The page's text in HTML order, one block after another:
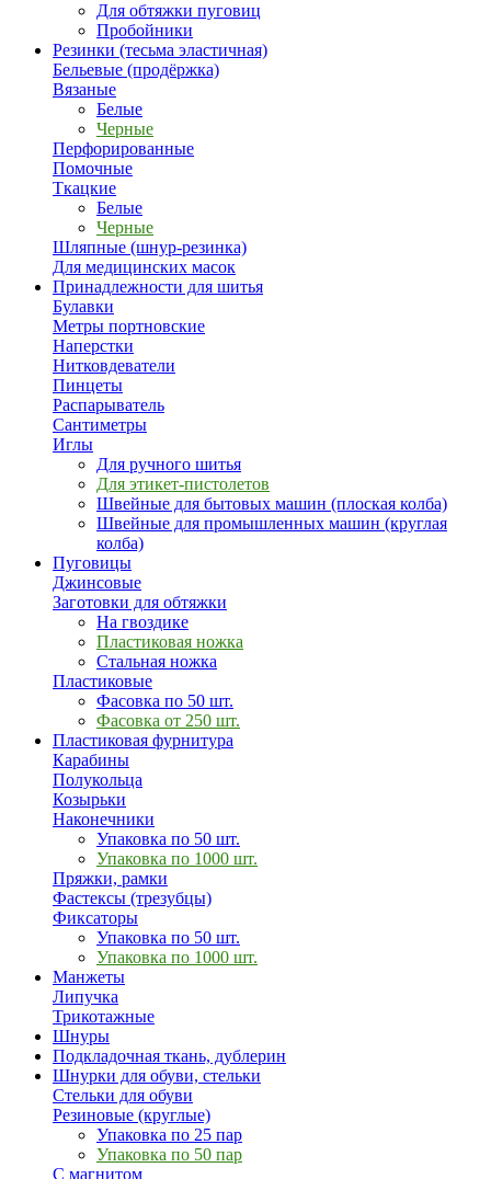
Для обтяжки пуговиц
Пробойники
Резинки (тесьма эластичная)
Бельевые (продёржка)
Вязаные
Белые
Черные
Перфорированные
Помочные
Ткацкие
Белые
Черные
Шляпные (шнур-резинка)
Для медицинских масок
Принадлежности для шитья
Булавки
Метры портновские
Наперстки
Нитковдеватели
Пинцеты
Распарыватель
Сантиметры
Иглы
Для ручного шитья
Для этикет-пистолетов
Швейные для бытовых машин (плоская колба)
Швейные для промышленных машин (круглая
колба)
Пуговицы
Джинсовые
Заготовки для обтяжки
На гвоздике
Пластиковая ножка
Стальная ножка
Пластиковые
Фасовка по 50 шт.
Фасовка от 250 шт.
Пластиковая фурнитура
Карабины
Полукольца
Козырьки
Наконечники
Упаковка по 50 шт.
Упаковка по 1000 шт.
Пряжки, рамки
Фастексы (трезубцы)
Фиксаторы
Упаковка по 50 шт.
Упаковка по 1000 шт.
Манжеты
Липучка
Трикотажные
Шнуры
Подкладочная ткань, дублерин
Шнурки для обуви, стельки
Стельки для обуви
Резиновые (круглые)
Упаковка по 25 пар
Упаковка по 50 пар
С магнитом